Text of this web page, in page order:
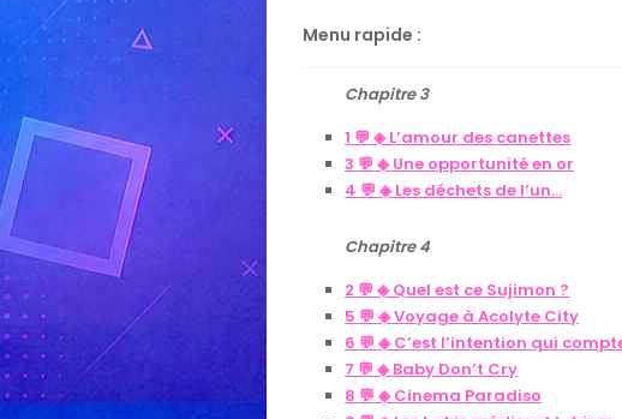
Menu rapide :
Chapitre 3
1 💬 ◈ L’amour des canettes
3 💬 ◈ Une opportunité en or
4 💬 ◈ Les déchets de l’un…
Chapitre 4
2 💬 ◈ Quel est ce Sujimon ?
5 💬 ◈ Voyage à Acolyte City
6 💬 ◈ C’est l’intention qui
7 💬 ◈ Baby Don’t Cry
8 💬 ◈ Cinema Paradiso